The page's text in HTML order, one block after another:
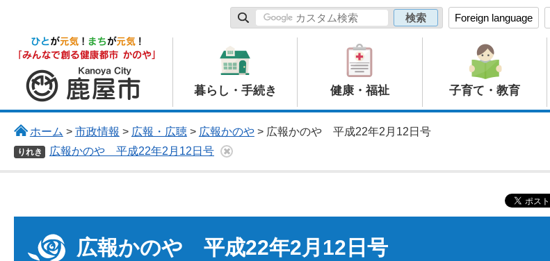
Foreign language
鹿屋市
暮らし・手続き 健康・福祉 子育て・教育
ホーム > 市政情報 > 広報・広聴> 広報かのや> 広報かのや 平成22年2月12日号
りれき 広報かのや 平成22年2月12日号
広報かのや 平成22年2月12日号